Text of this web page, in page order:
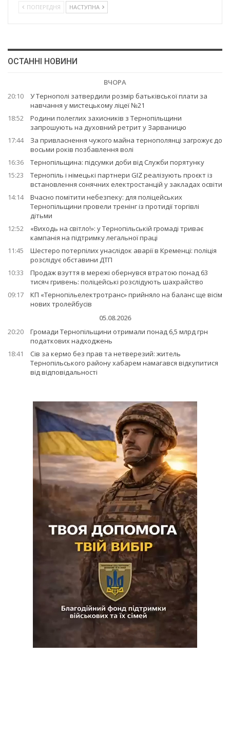
ПОПЕРЕДНЯ НАСТУПНА
ОСТАННІ НОВИНИ
ВЧОРА
20:10
У Тернополі затвердили розмір батьківської плати за
навчання у мистецькому ліцеї №21
18:52
Родини полеглих захисників з Тернопільщини
запрошують на духовний ретрит у Зарваницю
17:44
За привласнення чужого майна тернополянці загрожує до
восьми років позбавлення волі
16:36
Тернопільщина: підсумки доби від Служби порятунку
15:23
Тернопіль і німецькі партнери GIZ реалізують проєкт із
встановлення сонячних електростанцій у закладах освіти
14:14
Вчасно помітити небезпеку: для поліцейських
Тернопільщини провели тренінг із протидії торгівлі
дітьми
12:52
«Виходь на світло!»: у Тернопільській громаді триває
кампанія на підтримку легальної праці
11:45
Шестеро потерпілих унаслідок аварії в Кременці: поліція
розслідує обставини ДТП
10:33
Продаж взуття в мережі обернувся втратою понад 63
тисяч гривень: поліцейські розслідують шахрайство
09:17
КП «Тернопільелектротранс» прийняло на баланс ще вісім
нових тролейбусів
05.08.2026
20:20
Громади Тернопільщини отримали понад 6,5 млрд грн
податкових надходжень
18:41
Сів за кермо без прав та нетверезий: житель
Тернопільського району хабарем намагався відкупитися
від відповідальності